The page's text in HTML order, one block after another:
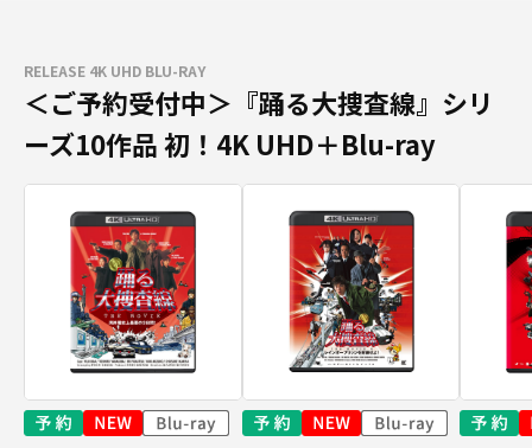
RELEASE 4K UHD BLU-RAY
＜ご予約受付中＞『踊る大捜査線』シリ
ーズ10作品 初！4K UHD＋Blu-ray